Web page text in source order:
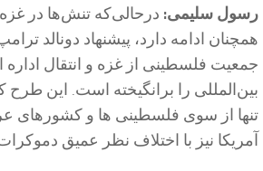
رسول سلیمی: درحالی‌که تنش‌ها در
همچنان ادامه دارد، پیشنهاد دونالد
جمعیت فلسطینی از غزه و انتقال
بین‌المللی را برانگیخته است. این
تنها از سوی فلسطینی ها و کشورهای
آمریکا نیز با اختلاف نظر عمیق